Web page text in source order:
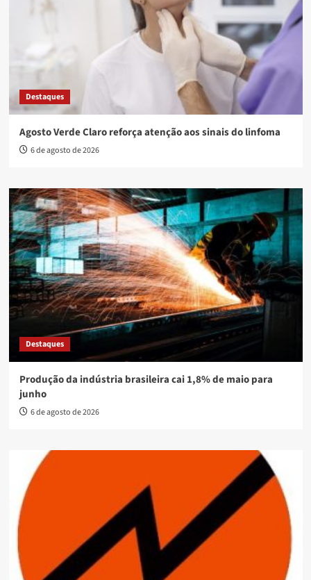
Destaques
Agosto Verde Claro reforça atenção aos sinais do linfoma
6 de agosto de 2026
Destaques
Produção da indústria brasileira cai 1,8% de maio para
junho
6 de agosto de 2026